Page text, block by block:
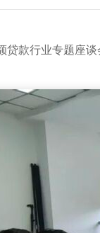
行业专题座谈